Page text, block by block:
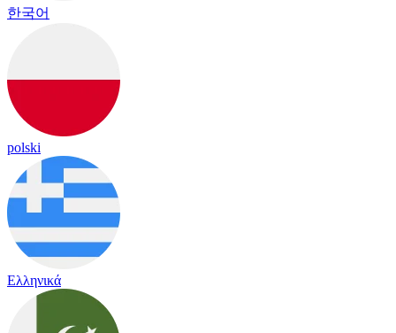
한국어
polski
Ελληνικά